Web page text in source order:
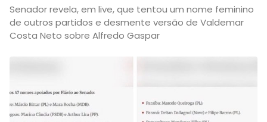
Senador revela, em live, que tentou um nome feminino
de outros partidos e desmente versão de Valdemar
Costa Neto sobre Alfredo Gaspar